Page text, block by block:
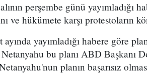
perşembe günü yayımladığı
ve hükümete karşı protestoların
yayımladığı habere göre
Netanyahu bu planı ABD Başkanı
planın başarısız